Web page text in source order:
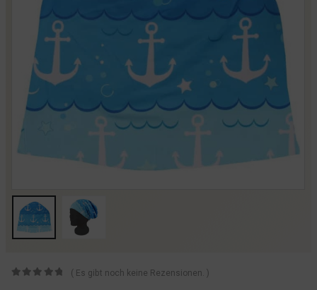
( Es gibt noch keine Rezensionen. )